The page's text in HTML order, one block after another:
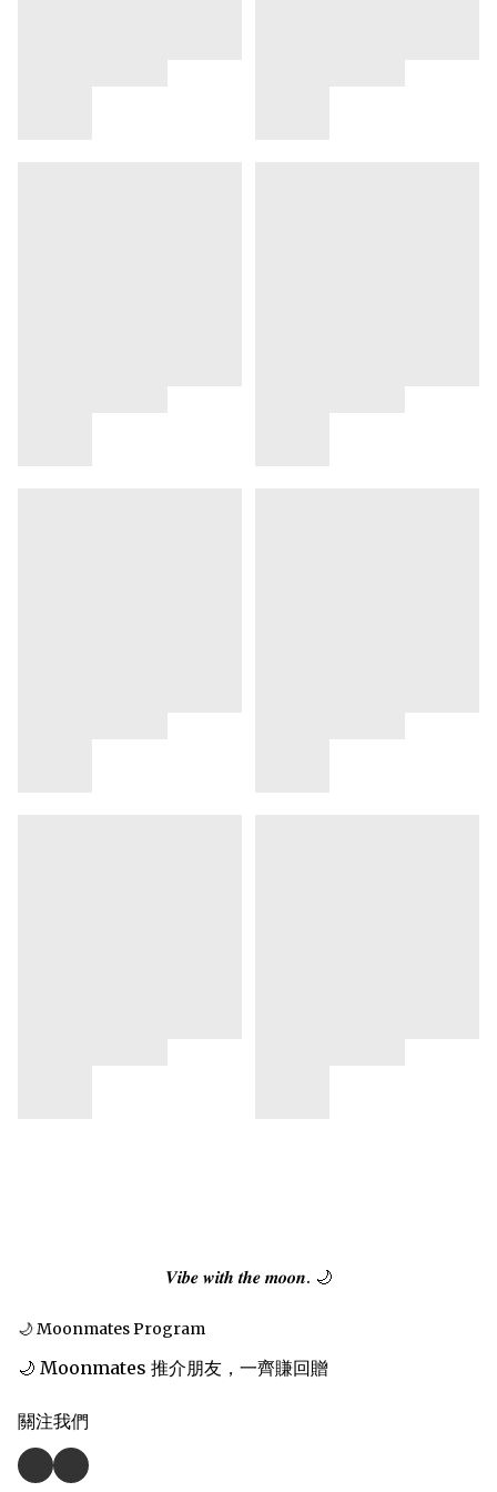
𝑽𝒊𝒃𝒆 𝒘𝒊𝒕𝒉 𝒕𝒉𝒆 𝒎𝒐𝒐𝒏. 🌙
🌙 Moonmates Program
🌙 Moonmates 推介朋友，一齊賺回贈
關注我們